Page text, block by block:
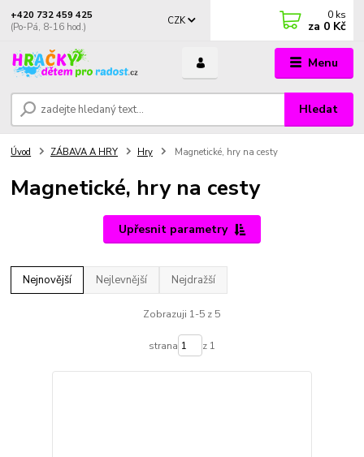
Menu
CZK
Hledat
+420 732 459 425
(Po-Pá, 8-16 hod.)
0 ks
za 0 Kč
Úvod ZÁBAVA A HRY Hry Magnetické, hry na cesty
Magnetické, hry na cesty
Upřesnit parametry
Nejnovější Nejlevnější Nejdražší
Zobrazuji 1-5 z 5
strana z 1